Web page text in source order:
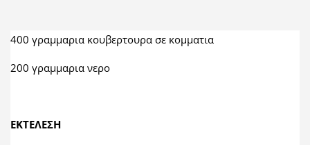
400 γραμμαρια κουβερτουρα σε κομματια
200 γραμμαρια νερο
ΕΚΤΕΛΕΣΗ